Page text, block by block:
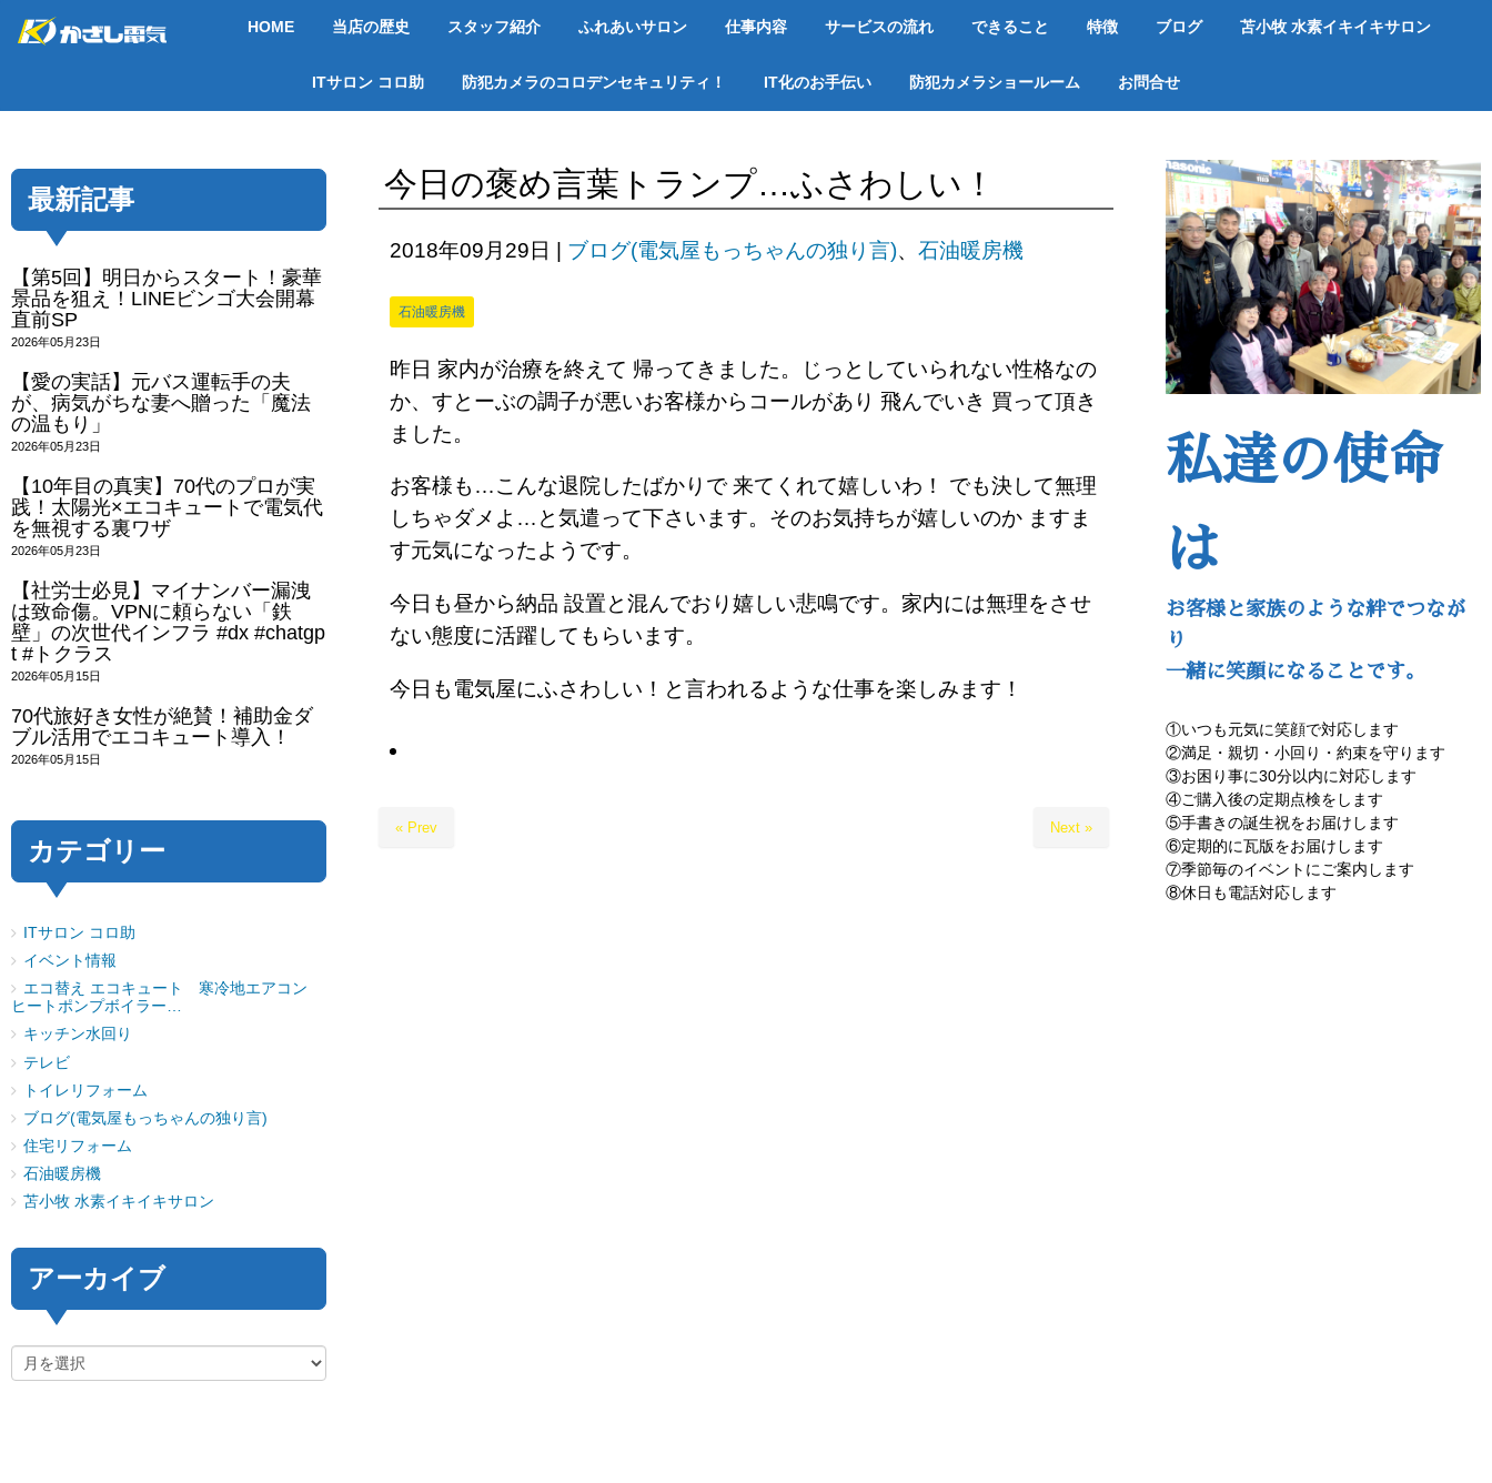
HOME 当店の歴史 スタッフ紹介 ふれあいサロン 仕事内容 サービスの流れ できること 特徴 ブログ 苫小牧 水素イキイキサロン
ITサロン コロ助 防犯カメラのコロデンセキュリティ！ IT化のお手伝い 防犯カメラショールーム お問合せ
今日の褒め言葉トランプ…ふさわしい！
2018年09月29日 ブログ(電気屋もっちゃんの独り言)、 石油暖房機
石油暖房機
昨日 家内が治療を終えて 帰ってきました。じっとしていられない性格なの
か、すとーぶの調子が悪いお客様からコールがあり 飛んでいき 買って頂き
ました。
お客様も…こんな退院したばかりで 来てくれて嬉しいわ！ でも決して無理
しちゃダメよ…と気遣って下さいます。そのお気持ちが嬉しいのか ますま
す元気になったようです。
今日も昼から納品 設置と混んでおり嬉しい悲鳴です。家内には無理をさせ
ない態度に活躍してもらいます。
今日も電気屋にふさわしい！と言われるような仕事を楽しみます！
« Prev Next »
最新記事
【第5回】明日からスタート！豪華
景品を狙え！LINEビンゴ大会開幕
直前SP
2026年05月23日
【愛の実話】元バス運転手の夫
が、病気がちな妻へ贈った「魔法
の温もり」
2026年05月23日
【10年目の真実】70代のプロが実
践！太陽光×エコキュートで電気代
を無視する裏ワザ
2026年05月23日
【社労士必見】マイナンバー漏洩
は致命傷。VPNに頼らない「鉄
壁」の次世代インフラ #dx #chatgp
t #トクラス
2026年05月15日
70代旅好き女性が絶賛！補助金ダ
ブル活用でエコキュート導入！
2026年05月15日
カテゴリー
ITサロン コロ助
イベント情報
エコ替え エコキュート 寒冷地エアコン
ヒートポンプボイラー…
キッチン水回り
テレビ
トイレリフォーム
ブログ(電気屋もっちゃんの独り言)
住宅リフォーム
石油暖房機
苫小牧 水素イキイキサロン
アーカイブ
私達の使命
は
お客様と家族のような絆でつなが
り
一緒に笑顔になることです。
①いつも元気に笑顔で対応します
②満足・親切・小回り・約束を守ります
③お困り事に30分以内に対応します
④ご購入後の定期点検をします
⑤手書きの誕生祝をお届けします
⑥定期的に瓦版をお届けします
⑦季節毎のイベントにご案内します
⑧休日も電話対応します